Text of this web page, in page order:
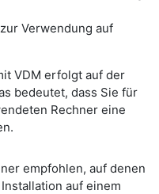
Verwendung auf
VDM erfolgt auf der
bedeutet, dass Sie für
Rechner eine
empfohlen, auf denen
auf einem